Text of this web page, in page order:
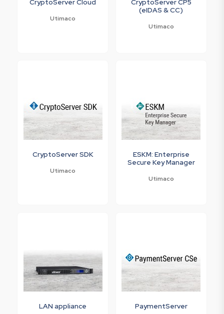
CryptoServer Cloud
Utimaco
CryptoServer CP5
(eIDAS & CC)
Utimaco
CryptoServer SDK
Utimaco
ESKM: Enterprise
Secure Key Manager
Utimaco
LAN appliance PaymentServer